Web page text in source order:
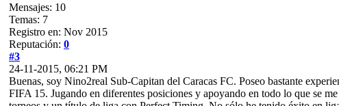
Mensajes: 10
Temas: 7
Registro en: Nov 2015
Reputación: 0
#3
24-11-2015, 06:21 PM
Buenas, soy Nino2real Sub-Capitan del Caracas FC. Poseo bastante
FIFA 15. Jugando en diferentes posiciones y apoyando en todo lo que se